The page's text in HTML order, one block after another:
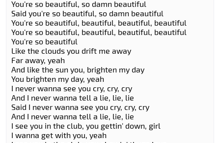
You're so beautiful, so damn beautiful
Said you're so beautiful, so damn beautiful
You're so beautiful, beautiful, beautiful, beautiful
You're so beautiful, beautiful, beautiful, beautiful
You're so beautiful
Like the clouds you drift me away
Far away, yeah
And like the sun you, brighten my day
You brighten my day, yeah
I never wanna see you cry, cry, cry
And I never wanna tell a lie, lie, lie
Said I never wanna see you cry, cry, cry
And I never wanna tell a lie, lie, lie
I see you in the club, you gettin' down, girl
I wanna get with you, yeah